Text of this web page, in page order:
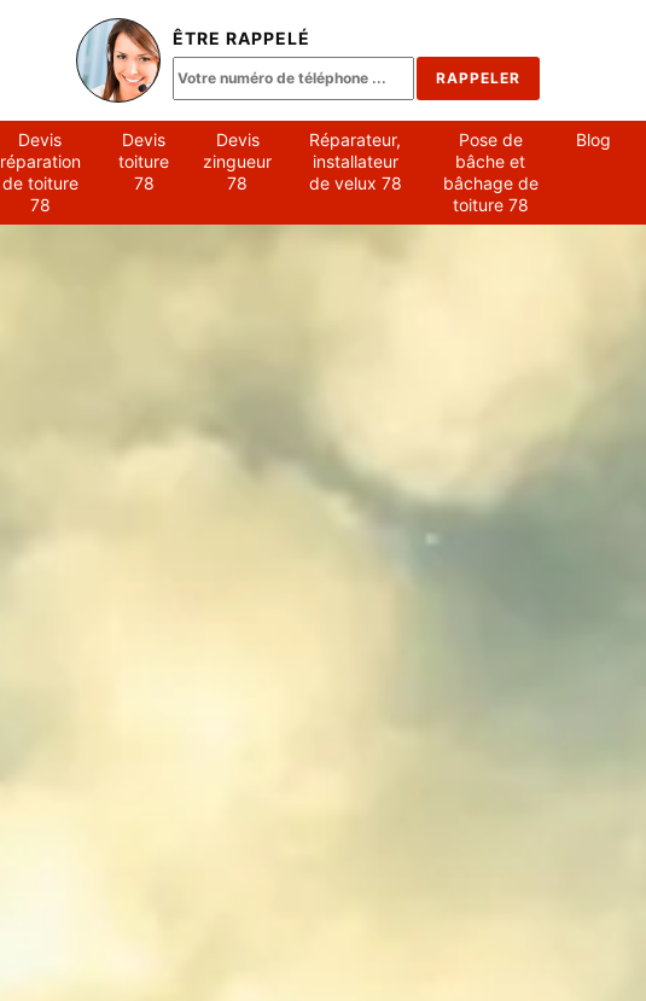
ÊTRE RAPPELÉ
Devis
réparation
de toiture
78
Devis
toiture
78
Devis
zingueur
78
Réparateur,
installateur
de velux 78
Pose de
bâche et
bâchage de
toiture 78
Blog